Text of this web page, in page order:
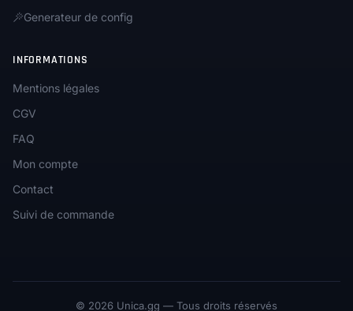
Generateur de config
INFORMATIONS
Mentions légales
CGV
FAQ
Mon compte
Contact
Suivi de commande
© 2026 Unica.gg — Tous droits réservés